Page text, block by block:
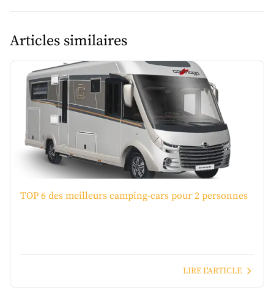
Articles similaires
TOP 6 des meilleurs camping-cars pour 2 personnes
LIRE L'ARTICLE